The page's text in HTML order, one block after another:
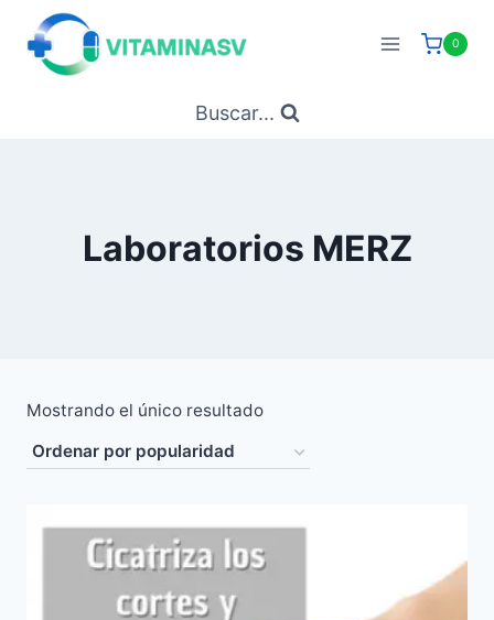
Saltar
contenido
0
Buscar...
Laboratorios MERZ
Mostrando el único resultado